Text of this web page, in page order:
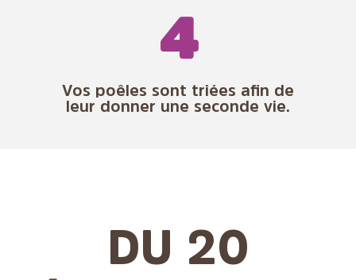
4
Vos poêles sont triées afin de
leur donner une seconde vie.
DU 20